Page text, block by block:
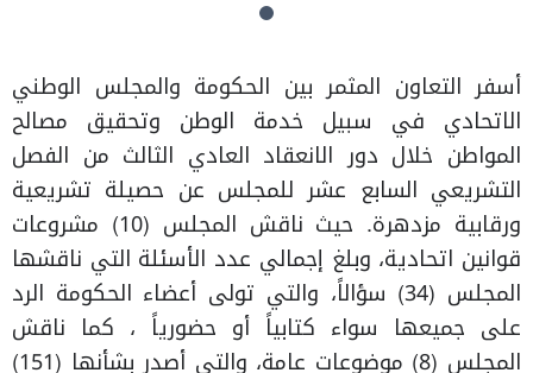
أسفر التعاون المثمر بين الحكومة والمجلس الوطني
الاتحادي في سبيل خدمة الوطن وتحقيق مصالح
المواطن خلال دور الانعقاد العادي الثالث من الفصل
التشريعي السابع عشر للمجلس عن حصيلة تشريعية
ورقابية مزدهرة. حيث ناقش المجلس (10) مشروعات
قوانين اتحادية، وبلغ إجمالي عدد الأسئلة التي ناقشها
المجلس (34) سؤالاً، والتي تولى أعضاء الحكومة الرد
على جميعها سواء كتابياً أو حضورياً ، كما ناقش
المجلس (8) موضوعات عامة، والتي أصدر بشأنها (151)